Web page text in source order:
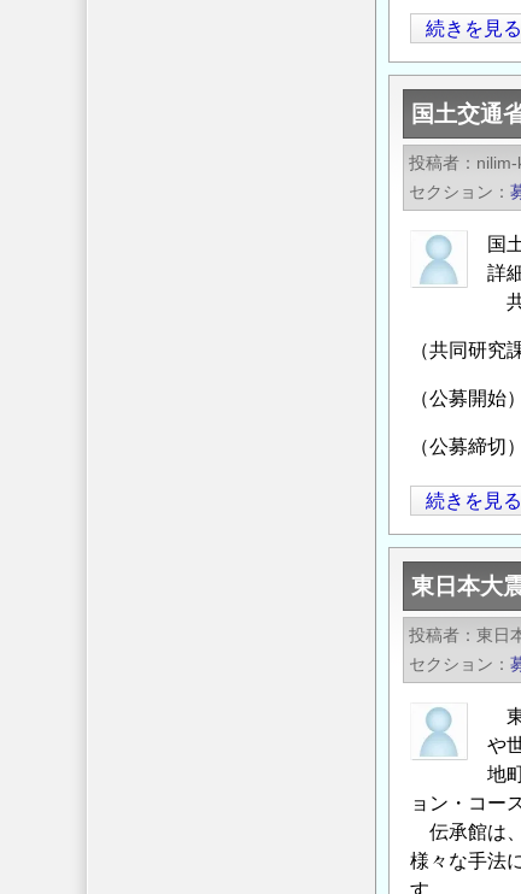
研
究
実
施
者
の
募
の
彰
募
集
の
ご
案
内
第
22
回
ジ
オ
ク
講
演
活
用・
質
上・
シ
ー
ル
ド
ト
ネ
ル）
続きを見る
国土交通
投稿者 nilim-
セクション
国
詳
共
（共同研
（公募開
（公募締
国
土
交
通
省
土
技
術
策
総
合
続きを見る
東日本大
投稿者 東日
セクション
東
や
地
ョン・コー
伝承館は
様々な手法
す。